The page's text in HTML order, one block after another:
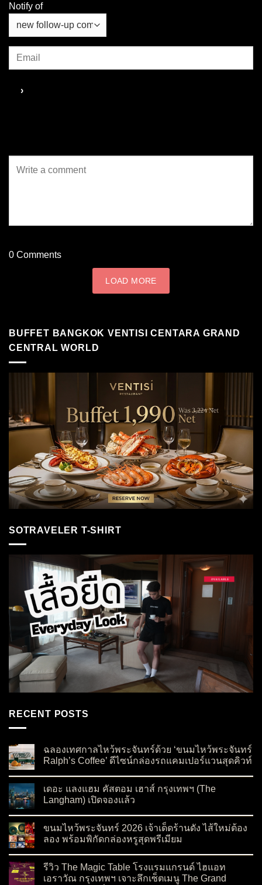
Notify of
0 Comments
LOAD MORE
BUFFET BANGKOK VENTISI CENTARA GRAND
CENTRAL WORLD
SOTRAVELER T-SHIRT
RECENT POSTS
ฉลองเทศกาลไหว้พระจันทร์ด้วย ‘ขนมไหว้พระจันทร์
Ralph’s Coffee’ ดีไซน์กล่องรถแคมเปอร์แวนสุดคิวท์
เดอะ แลงแฮม คัสตอม เฮาส์ กรุงเทพฯ (The
Langham) เปิดจองแล้ว
ขนมไหว้พระจันทร์ 2026 เจ้าเด็ดร้านดัง ไส้ใหม่ต้อง
ลอง พร้อมพิกัดกล่องหรูสุดพรีเมียม
รีวิว The Magic Table โรงแรมแกรนด์ ไฮแอท
เอราวัณ กรุงเทพฯ เจาะลึกเซ็ตเมนู The Grand